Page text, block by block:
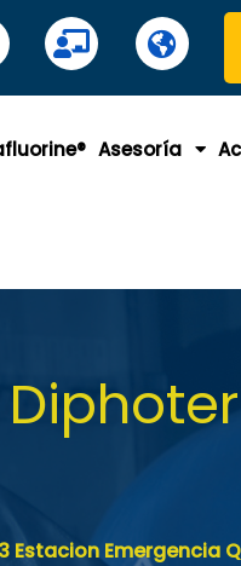
Asesoría
Estacion Emergencia